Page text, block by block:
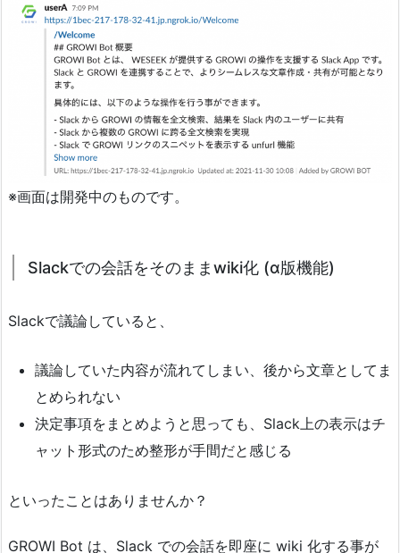
※画面は開発中のものです。
Slackでの会話をそのままwiki化 (α版機能)
Slackで議論していると、
議論していた内容が流れてしまい、後から文章としてま
とめられない
決定事項をまとめようと思っても、Slack上の表示はチ
ャット形式のため整形が手間だと感じる
といったことはありませんか？
GROWI Bot は、Slack での会話を即座に wiki 化する事が